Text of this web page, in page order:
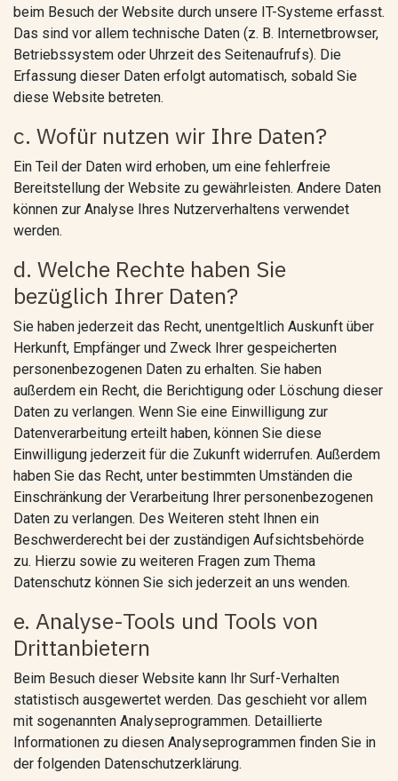
beim Besuch der Website durch unsere IT-Systeme erfasst.
Das sind vor allem technische Daten (z. B. Internetbrowser,
Betriebssystem oder Uhrzeit des Seitenaufrufs). Die
Erfassung dieser Daten erfolgt automatisch, sobald Sie
diese Website betreten.
c. Wofür nutzen wir Ihre Daten?
Ein Teil der Daten wird erhoben, um eine fehlerfreie
Bereitstellung der Website zu gewährleisten. Andere Daten
können zur Analyse Ihres Nutzerverhaltens verwendet
werden.
d. Welche Rechte haben Sie
bezüglich Ihrer Daten?
Sie haben jederzeit das Recht, unentgeltlich Auskunft über
Herkunft, Empfänger und Zweck Ihrer gespeicherten
personenbezogenen Daten zu erhalten. Sie haben
außerdem ein Recht, die Berichtigung oder Löschung dieser
Daten zu verlangen. Wenn Sie eine Einwilligung zur
Datenverarbeitung erteilt haben, können Sie diese
Einwilligung jederzeit für die Zukunft widerrufen. Außerdem
haben Sie das Recht, unter bestimmten Umständen die
Einschränkung der Verarbeitung Ihrer personenbezogenen
Daten zu verlangen. Des Weiteren steht Ihnen ein
Beschwerderecht bei der zuständigen Aufsichtsbehörde
zu. Hierzu sowie zu weiteren Fragen zum Thema
Datenschutz können Sie sich jederzeit an uns wenden.
e. Analyse-Tools und Tools von
Drittanbietern
Beim Besuch dieser Website kann Ihr Surf-Verhalten
statistisch ausgewertet werden. Das geschieht vor allem
mit sogenannten Analyseprogrammen. Detaillierte
Informationen zu diesen Analyseprogrammen finden Sie in
der folgenden Datenschutzerklärung.